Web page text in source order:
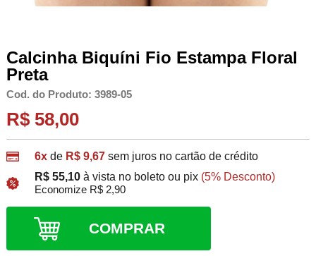
Calcinha Biquíni Fio Estampa Floral
Preta
Cod. do Produto: 3989-05
R$ 58,00
6xde R$ 9,67 sem juros no cartão de crédito
R$ 55,10 à vista no boleto ou pix (5% Desconto)
Economize R$ 2,90
COMPRAR